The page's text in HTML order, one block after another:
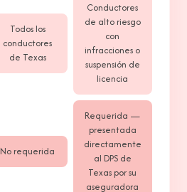
Todos los
conductores
de Texas
Conductores
de alto riesgo
con
infracciones o
suspensión de
licencia
No requerida
Requerida —
presentada
directamente
al DPS de
Texas por su
aseguradora